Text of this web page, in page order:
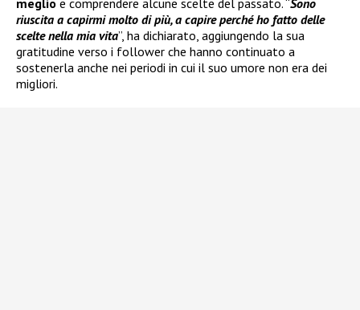
meglio e comprendere alcune scelte del passato. “Sono
riuscita a capirmi molto di più, a capire perché ho fatto delle
scelte nella mia vita”, ha dichiarato, aggiungendo la sua
gratitudine verso i follower che hanno continuato a
sostenerla anche nei periodi in cui il suo umore non era dei
migliori.